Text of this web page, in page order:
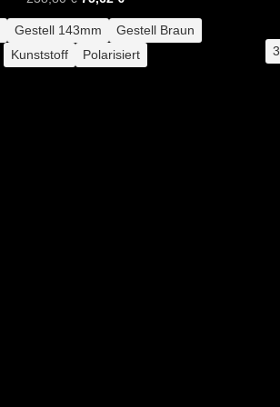
Preis
war:
238,80 €
Preis
ist:
75,62 €.
Gestell 143mm
Gestell Braun
Kunststoff
Polarisiert